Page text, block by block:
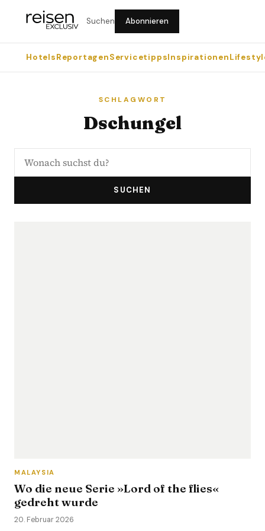
Suchen Abonnieren
HotelsReportagenServicetippsInspirationen
SCHLAGWORT
Dschungel
SUCHEN
MALAYSIA
Wo die neue Serie »Lord of the flies«
gedreht wurde
20. Februar 2026